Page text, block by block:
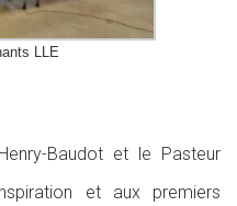
LLE
Baudot et le Pasteur
et aux premiers